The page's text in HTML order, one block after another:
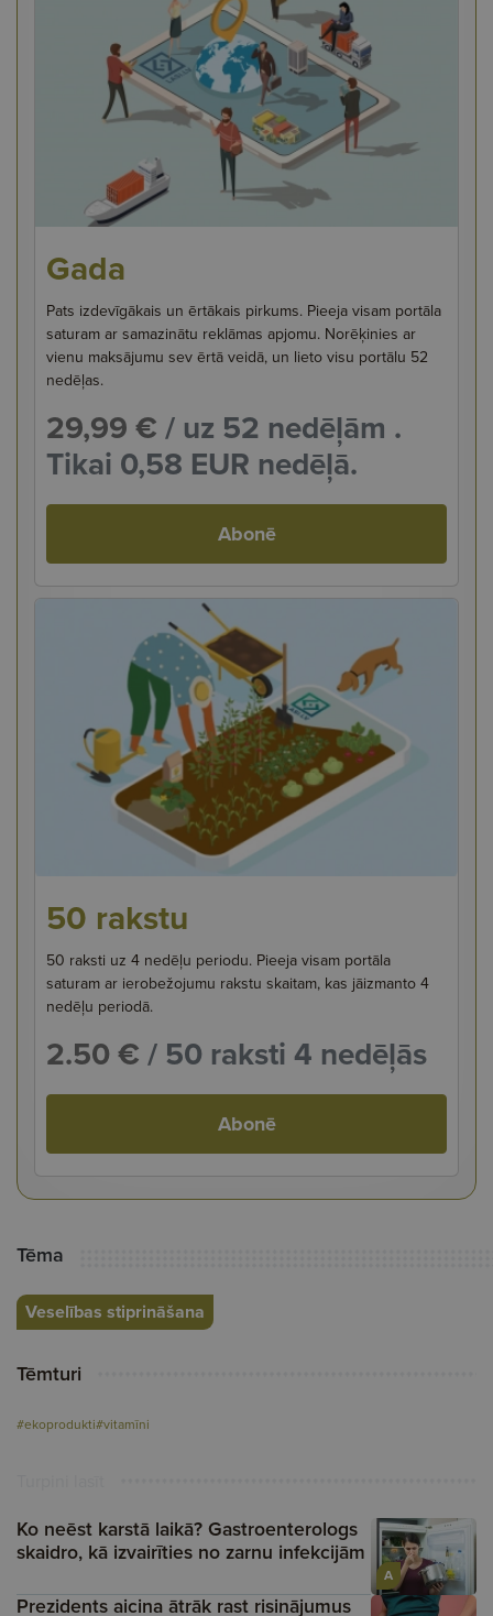
Gada
Pats izdevīgākais un ērtākais pirkums. Pieeja visam portāla
saturam ar samazinātu reklāmas apjomu. Norēķinies ar
vienu maksājumu sev ērtā veidā, un lieto visu portālu 52
nedēļas.
29,99 €/ uz 52 nedēļām .
Tikai 0,58 EUR nedēļā.
Abonē
50 rakstu
50 raksti uz 4 nedēļu periodu. Pieeja visam portāla
saturam ar ierobežojumu rakstu skaitam, kas jāizmanto 4
nedēļu periodā.
2.50 €/ 50 raksti 4 nedēļās
Abonē
Tēma
Veselības stiprināšana
Tēmturi
#ekoprodukti#vitamīni
A
Ko neēst karstā laikā? Gastroenterologs
skaidro, kā izvairīties no zarnu infekcijām
Prezidents aicina ātrāk rast risinājumus